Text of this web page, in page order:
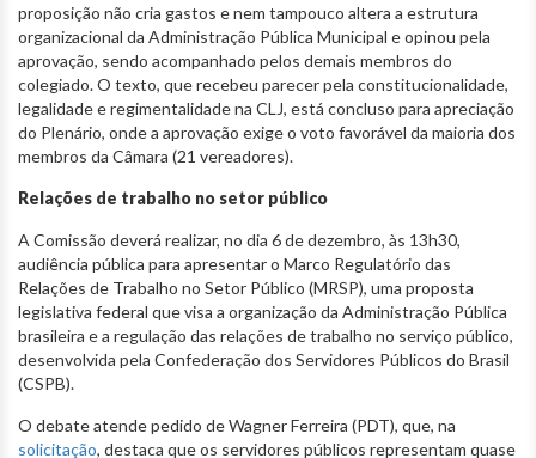
proposição não cria gastos e nem tampouco altera a estrutura
organizacional da Administração Pública Municipal e opinou pela
aprovação, sendo acompanhado pelos demais membros do
colegiado. O texto, que recebeu parecer pela constitucionalidade,
legalidade e regimentalidade na CLJ, está concluso para apreciação
do Plenário, onde a aprovação exige o voto favorável da maioria dos
membros da Câmara (21 vereadores).
Relações de trabalho no setor público
A Comissão deverá realizar, no dia 6 de dezembro, às 13h30,
audiência pública para apresentar o Marco Regulatório das
Relações de Trabalho no Setor Público (MRSP), uma proposta
legislativa federal que visa a organização da Administração Pública
brasileira e a regulação das relações de trabalho no serviço público,
desenvolvida pela Confederação dos Servidores Públicos do Brasil
(CSPB).
O debate atende pedido de Wagner Ferreira (PDT), que, na
solicitação, destaca que os servidores públicos representam quase